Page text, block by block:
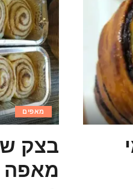
מאפים
בצק
מאפה